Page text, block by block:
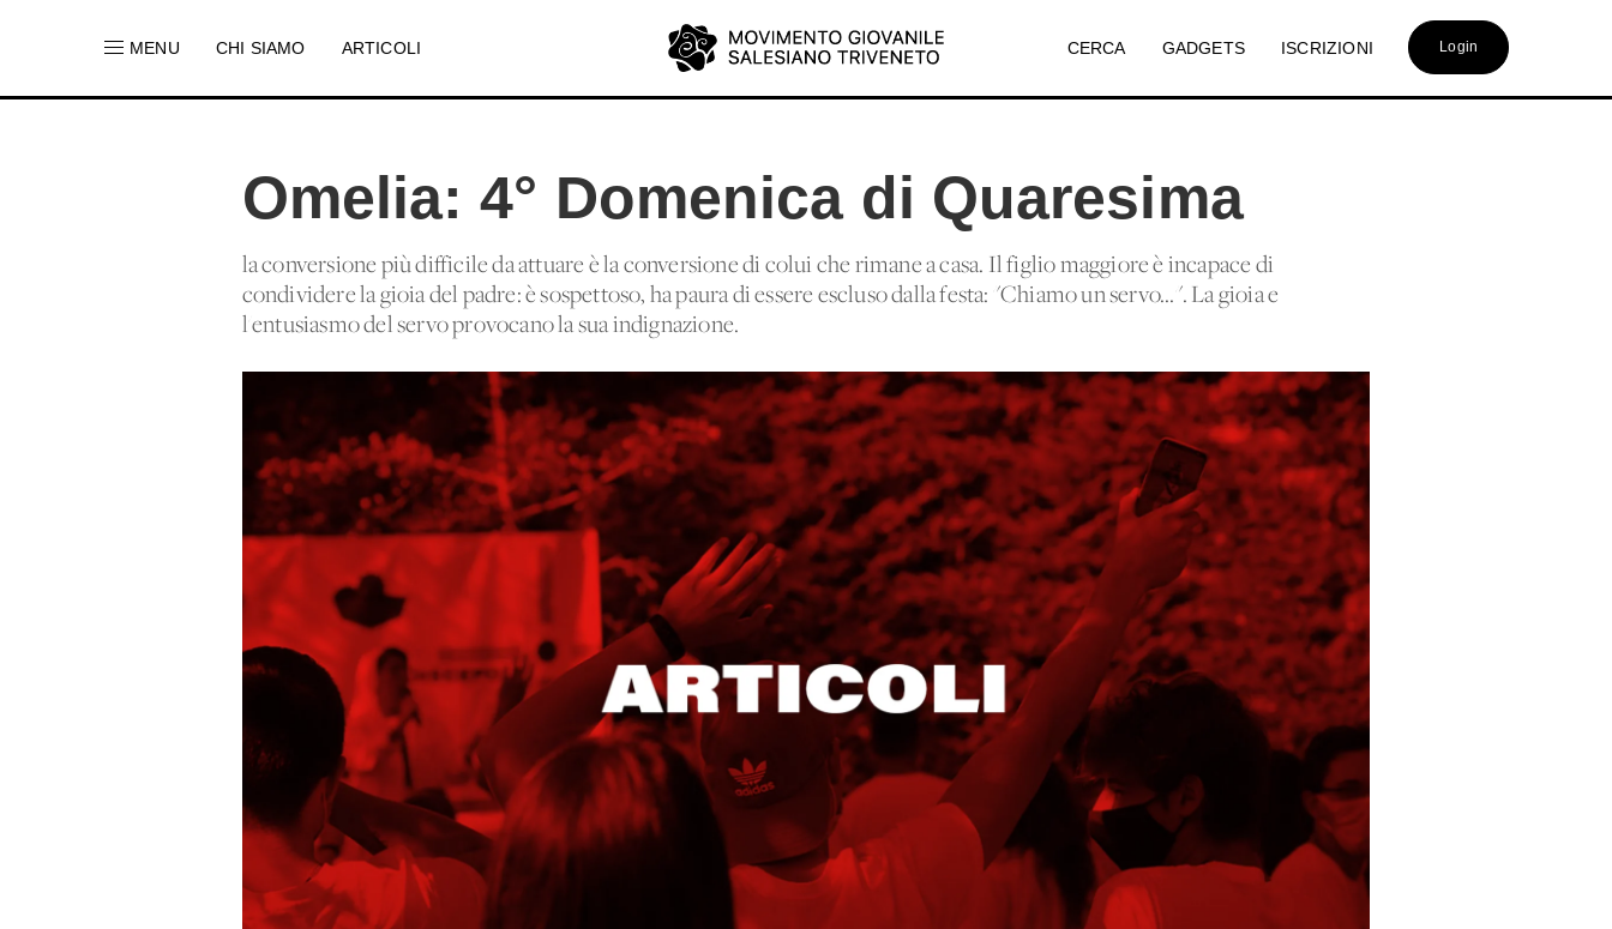
MENU CHI SIAMO ARTICOLI CERCA GADGETS ISCRIZIONI Login
Omelia: 4° Domenica di Quaresima
la conversione più difficile da attuare è la conversione di colui che rimane a casa. Il figlio maggiore è incapace di
condividere la gioia del padre: è sospettoso, ha paura di essere escluso dalla festa: "Chiamo un servo...". La gioia e
l'entusiasmo del servo provocano la sua indignazione.